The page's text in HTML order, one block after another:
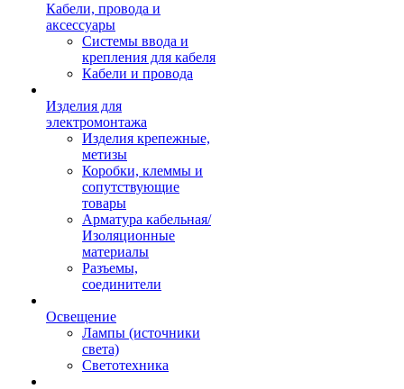
Кабели, провода и
аксессуары
Системы ввода и
крепления для кабеля
Кабели и провода
Изделия для
электромонтажа
Изделия крепежные,
метизы
Коробки, клеммы и
сопутствующие
товары
Арматура кабельная/
Изоляционные
материалы
Разъемы,
соединители
Освещение
Лампы (источники
света)
Светотехника